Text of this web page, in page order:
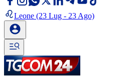
Leone (23 Lug - 23 Ago)